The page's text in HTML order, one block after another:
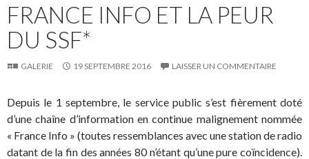
FRANCE INFO ET LA PEUR
DU SSF*
GALERIE 19 SEPTEMBRE 2016 LAISSER UN COMMENTAIRE
Depuis le 1 septembre, le service public s’est fièrement doté
d’une chaîne d’information en continue malignement nommée
« France Info » (toutes ressemblances avec une station de radio
datant de la fin des années 80 n’étant qu’une pure coïncidence).